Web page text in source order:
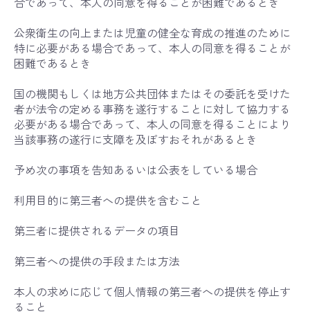
公衆衛生の向上または児童の健全な育成の推進のために
特に必要がある場合であって、本人の同意を得ることが
困難であるとき
国の機関もしくは地方公共団体またはその委託を受けた
者が法令の定める事務を遂行することに対して協力する
必要がある場合であって、本人の同意を得ることにより
当該事務の遂行に支障を及ぼすおそれがあるとき
予め次の事項を告知あるいは公表をしている場合
利用目的に第三者への提供を含むこと
第三者に提供されるデータの項目
第三者への提供の手段または方法
本人の求めに応じて個人情報の第三者への提供を停止す
ること